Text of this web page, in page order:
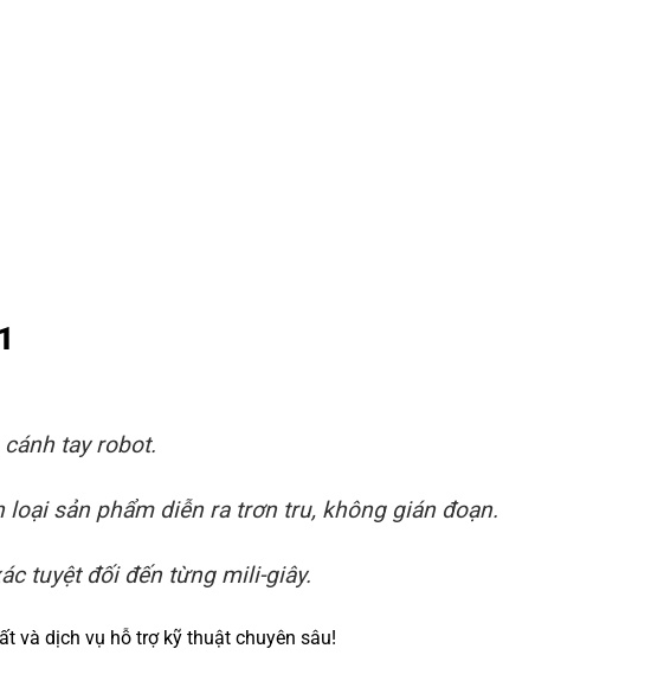
tay robot.
sản phẩm diễn ra trơn tru, không gián đoạn.
tuyệt đối đến từng mili-giây.
và dịch vụ hỗ trợ kỹ thuật chuyên sâu!